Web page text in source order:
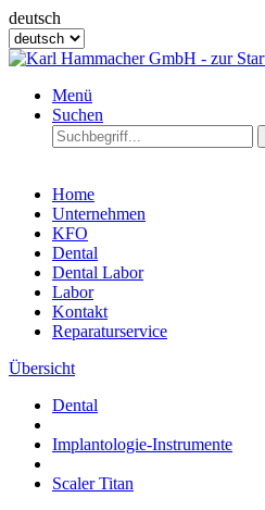
deutsch
Menü
Suchen
Home
Unternehmen
KFO
Dental
Dental Labor
Labor
Kontakt
Reparaturservice
Übersicht
Dental
Implantologie-Instrumente
Scaler Titan